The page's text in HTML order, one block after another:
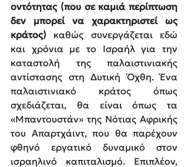
οντότητας (που σε καμιά περίπτωση
δεν μπορεί να χαρακτηριστεί ως
κράτος) καθώς συνεργάζεται εδώ
και χρόνια με το Ισραήλ για την
καταστολή της παλαιστινιακής
αντίστασης στη Δυτική Όχθη. Ένα
παλαιστινιακό κράτος όπως
σχεδιάζεται, θα είναι όπως τα
«Μπαντουστάν» της Νότιας Αφρικής
του Απαρτχάιντ, που θα παρέχουν
φθηνό εργατικό δυναμικό στον
ισραηλινό καπιταλισμό. Επιπλέον,